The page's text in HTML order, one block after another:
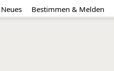
Neues Bestimmen & Melden